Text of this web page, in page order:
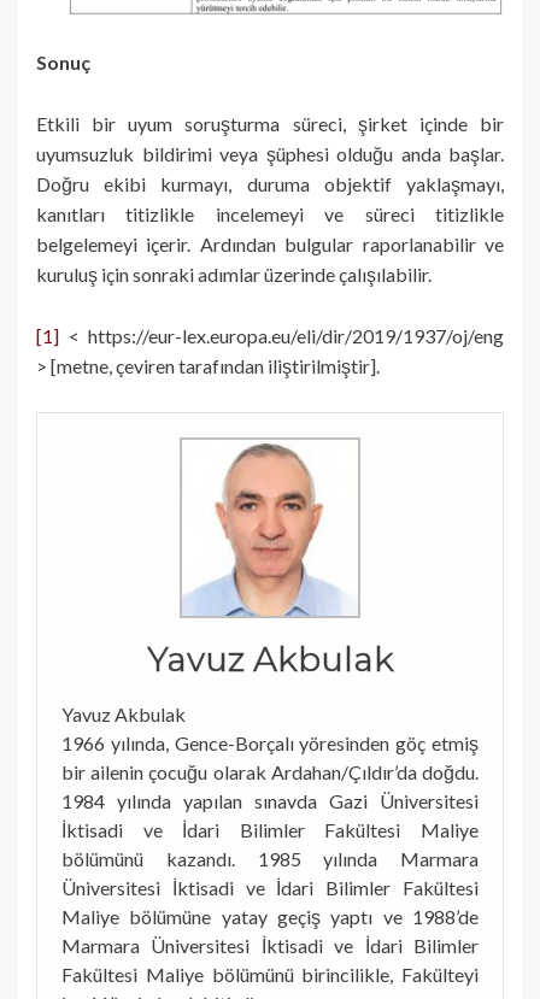
Sonuç
Etkili bir uyum soruşturma süreci, şirket içinde bir
uyumsuzluk bildirimi veya şüphesi olduğu anda başlar.
Doğru ekibi kurmayı, duruma objektif yaklaşmayı,
kanıtları titizlikle incelemeyi ve süreci titizlikle
belgelemeyi içerir. Ardından bulgular raporlanabilir ve
kuruluş için sonraki adımlar üzerinde çalışılabilir.
[1] < https://eur-lex.europa.eu/eli/dir/2019/1937/oj/eng
> [metne, çeviren tarafından iliştirilmiştir].
Yavuz Akbulak
Yavuz Akbulak
1966 yılında, Gence-Borçalı yöresinden göç etmiş
bir ailenin çocuğu olarak Ardahan/Çıldır’da doğdu.
1984 yılında yapılan sınavda Gazi Üniversitesi
İktisadi ve İdari Bilimler Fakültesi Maliye
bölümünü kazandı. 1985 yılında Marmara
Üniversitesi İktisadi ve İdari Bilimler Fakültesi
Maliye bölümüne yatay geçiş yaptı ve 1988’de
Marmara Üniversitesi İktisadi ve İdari Bilimler
Fakültesi Maliye bölümünü birincilikle, Fakülteyi